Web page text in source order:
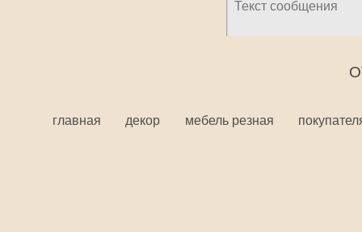
главная декор мебель резная